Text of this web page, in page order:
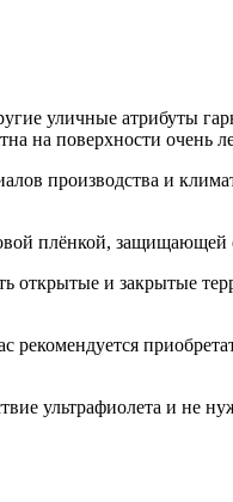
уличные атрибуты
на поверхности очень
производства и
плёнкой, защищающей
открытые и закрытые
ультрафиолета и не